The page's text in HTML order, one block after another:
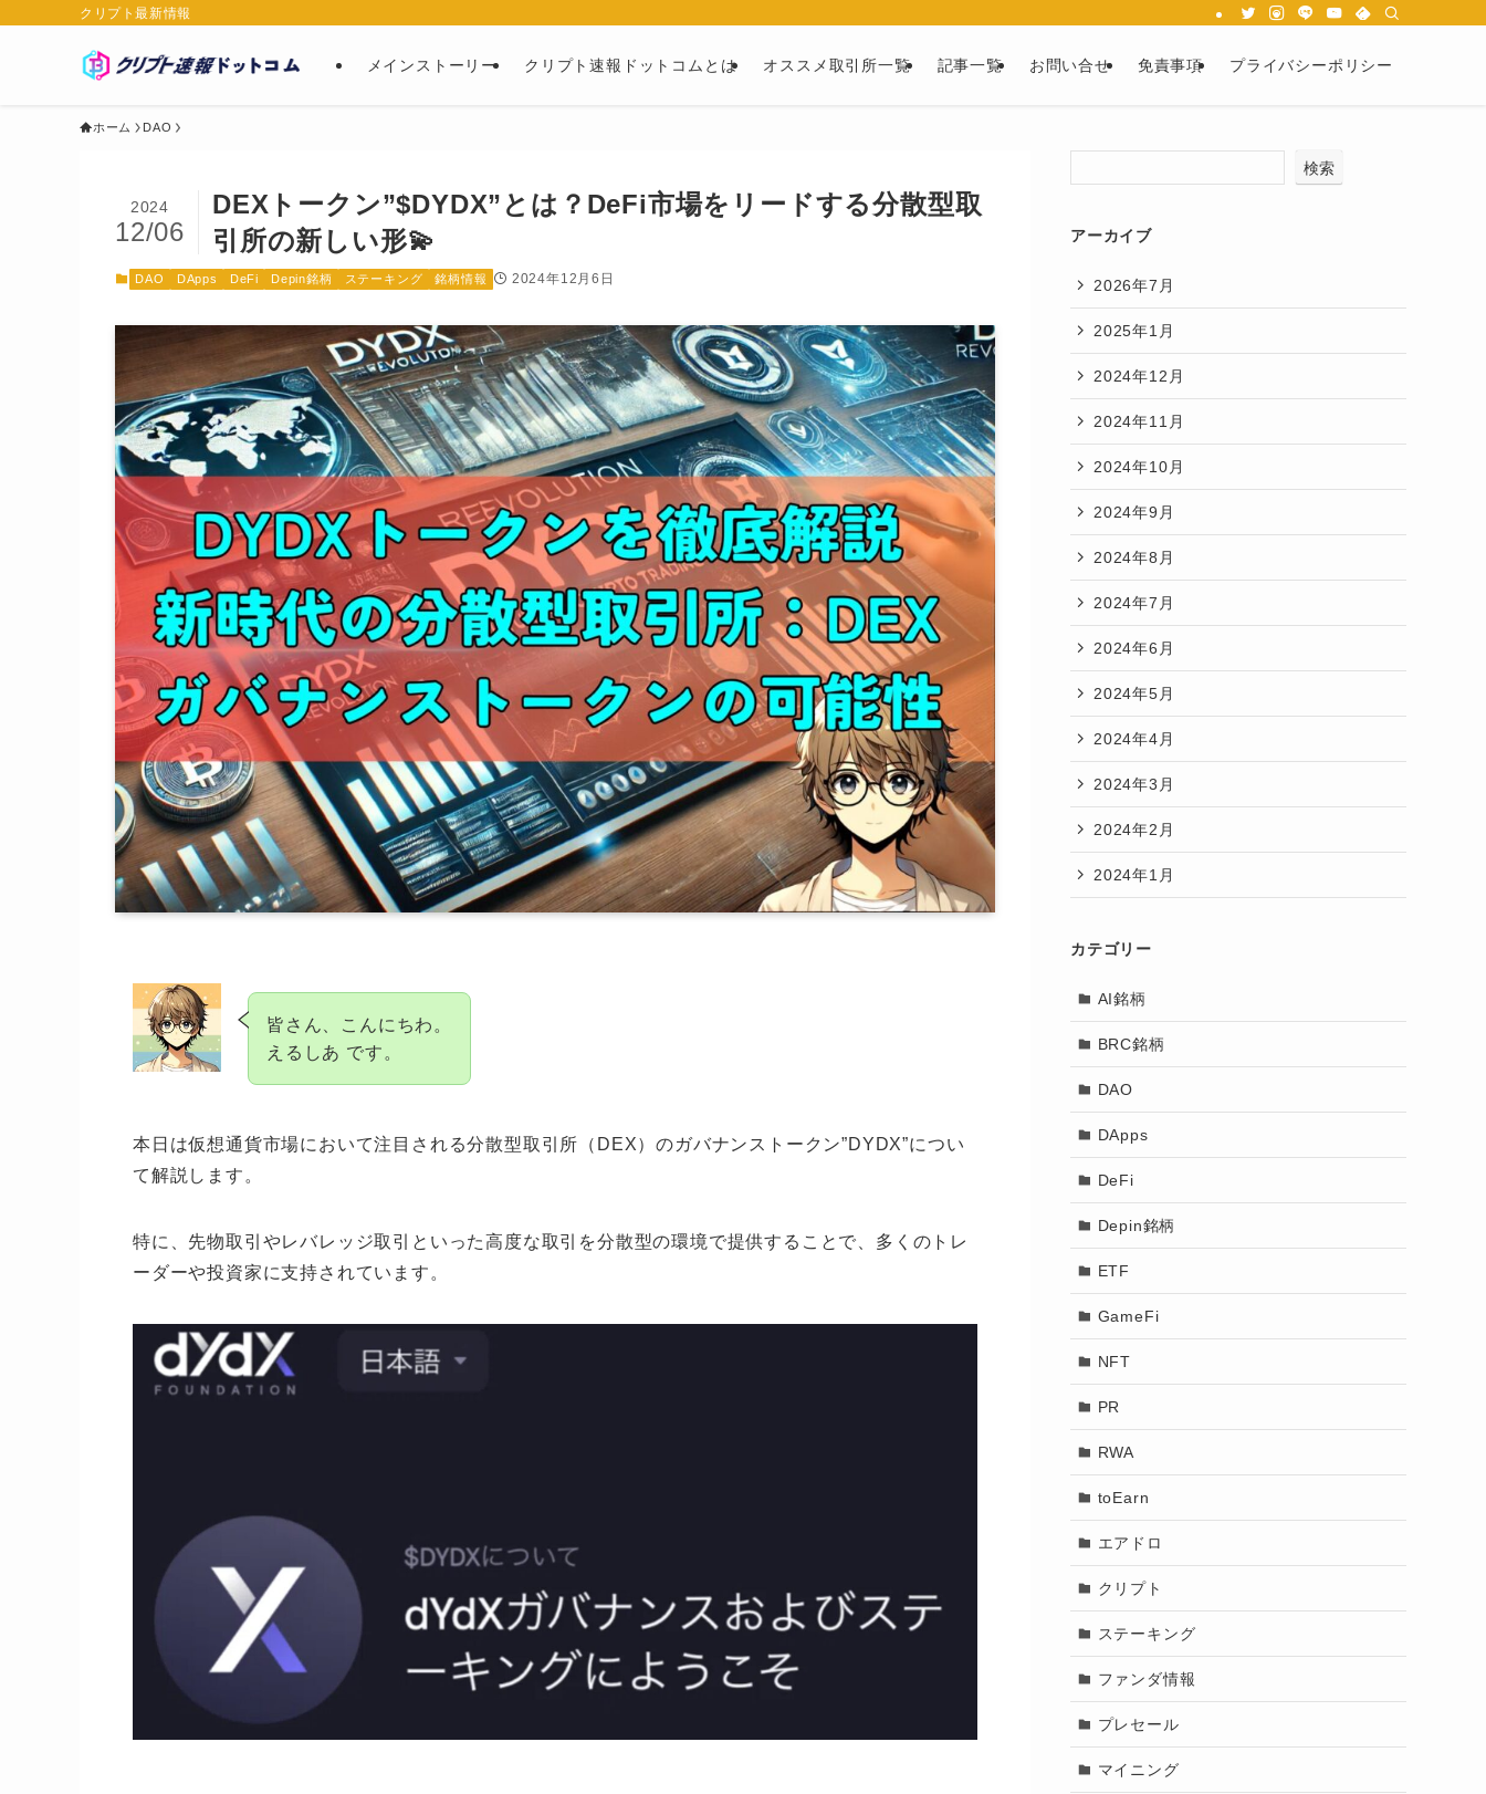
クリプト最新情報
メインストーリー クリプト速報ドットコムとは オススメ取引所一覧 記事一覧 お問い合せ 免責事項 プライバシーポリシー
ホーム DAO
DEXトークン”$DYDX”とは？DeFi市場をリードする分散型取
引所の新しい形💫
2024
12/06
DAO DApps DeFi Depin銘柄 ステーキング 銘柄情報 2024年12月6日
皆さん、こんにちわ。
えるしあ です。
本日は仮想通貨市場において注目される分散型取引所（DEX）のガバナンストークン”DYDX”につい
て解説します。
特に、先物取引やレバレッジ取引といった高度な取引を分散型の環境で提供することで、多くのトレ
ーダーや投資家に支持されています。
検索
アーカイブ
2026年7月
2025年1月
2024年12月
2024年11月
2024年10月
2024年9月
2024年8月
2024年7月
2024年6月
2024年5月
2024年4月
2024年3月
2024年2月
2024年1月
カテゴリー
AI銘柄
BRC銘柄
DAO
DApps
DeFi
Depin銘柄
ETF
GameFi
NFT
PR
RWA
toEarn
エアドロ
クリプト
ステーキング
ファンダ情報
プレセール
マイニング